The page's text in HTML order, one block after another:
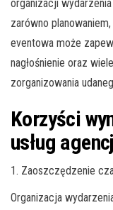
organizacji
zarówno
eventowa może
nagłośnienie oraz
zorganizowania
Korzyści
usług
1. Zaoszczędzenie
Organizacja